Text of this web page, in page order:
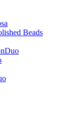
Beads